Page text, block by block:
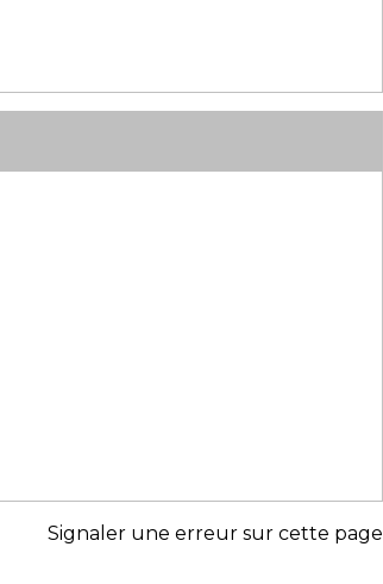
Signaler une erreur sur cette page